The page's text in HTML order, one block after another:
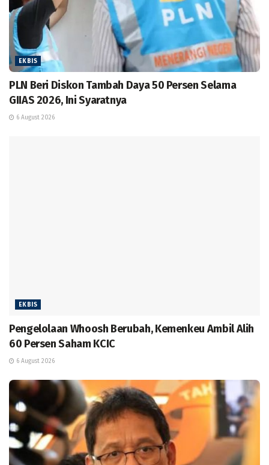
EKBIS
PLN Beri Diskon Tambah Daya 50 Persen Selama
GIIAS 2026, Ini Syaratnya
6 August 2026
EKBIS
Pengelolaan Whoosh Berubah, Kemenkeu Ambil Alih
60 Persen Saham KCIC
6 August 2026